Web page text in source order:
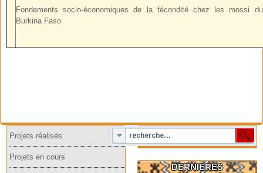
Fondements socio-économiques de la fécondité chez les mossi
Burkina Faso
Projets réalisés
Projets en cours
DERNIERES